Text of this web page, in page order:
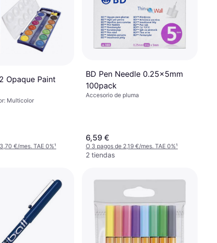
Opaque Paint
Multicolor
€/mes. TAE 0%¹
BD Pen Needle 0.25x5mm
100pack
Accesorio de pluma
6,59 €
O 3 pagos de 2,19 €/mes. TAE 0%¹
2 tiendas